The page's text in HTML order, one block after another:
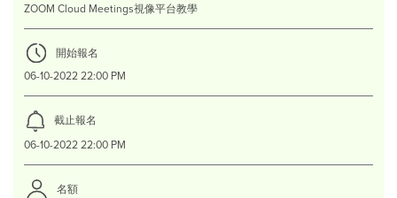
ZOOM Cloud Meetings視像平台教學
開始報名
06-10-2022 22:00 PM
截止報名
06-10-2022 22:00 PM
名額